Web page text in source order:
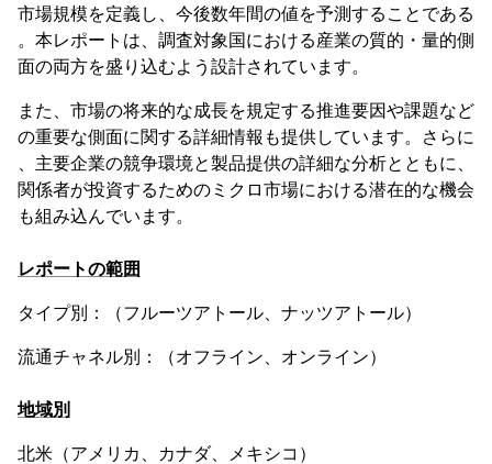
市場規模を定義し、今後数年間の値を予測することである
。本レポートは、調査対象国における産業の質的・量的側
面の両方を盛り込むよう設計されています。
また、市場の将来的な成長を規定する推進要因や課題など
の重要な側面に関する詳細情報も提供しています。さらに
、主要企業の競争環境と製品提供の詳細な分析とともに、
関係者が投資するためのミクロ市場における潜在的な機会
も組み込んでいます。
レポートの範囲
タイプ別：（フルーツアトール、ナッツアトール）
流通チャネル別：（オフライン、オンライン）
地域別
北米（アメリカ、カナダ、メキシコ）